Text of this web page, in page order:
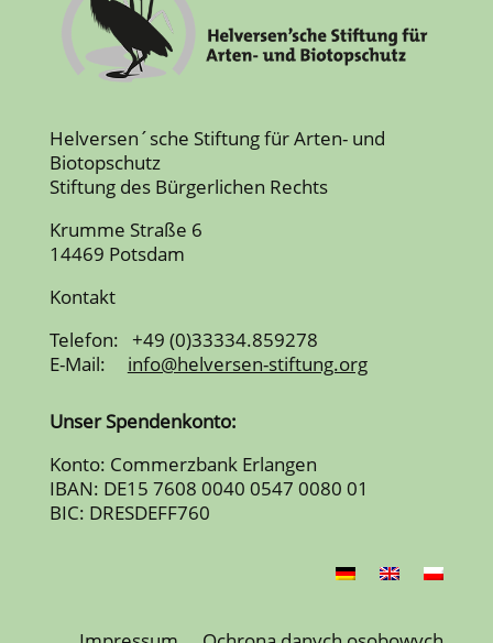
Helversen´sche Stiftung für Arten- und
Biotopschutz
Stiftung des Bürgerlichen Rechts
Krumme Straße 6
14469 Potsdam
Kontakt
Telefon: +49 (0)33334.859278
E-Mail:
info@helversen-stiftung.org
Unser Spendenkonto:
Konto: Commerzbank Erlangen
IBAN: DE15 7608 0040 0547 0080 01
BIC: DRESDEFF760